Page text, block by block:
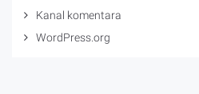
Kanal komentara
WordPress.org